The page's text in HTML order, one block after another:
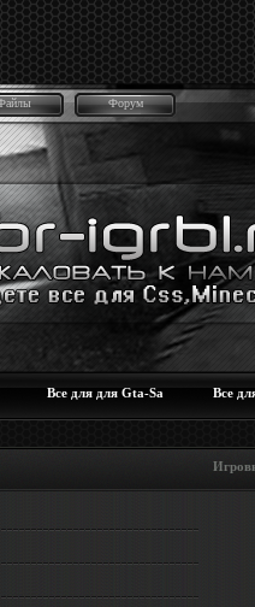
Форум
Все для для Gta-Sa Все
темы Игровые